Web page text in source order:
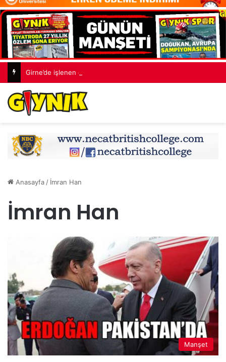
Girne’de işlenen cinayetin ardından 7 kişi tutuklandı
Anasayfa/ İmran Han
İmran Han
Manşet